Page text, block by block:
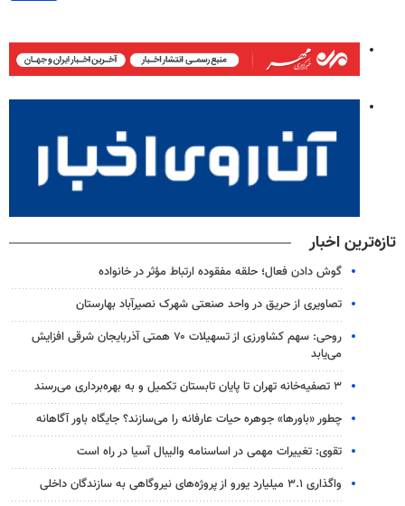
تازه‌ترین اخبار
گوش دادن فعال؛ حلقه مفقوده ارتباط مؤثر در خانواده
تصاویری از حریق در واحد صنعتی شهرک نصیرآباد بهارستان
روحی: سهم کشاورزی از تسهیلات ۷۰ همتی آذربایجان شرقی افزایش
می‌یابد
۳ ﺗﺼﻔﻴﻪ‌ﺧﺎﻧﻪ‌ تهران تا پایان تابستان تکمیل و به بهره‌برداری می‌رسند
چطور «باورها» جوهره حیات عارفانه را می‌سازند؟ جایگاه باور آگاهانه
تقوی: تغییرات مهمی در اساسنامه والیبال آسیا در راه است
واگذاری ۳.۱ میلیارد یورو از پروژه‌های نیروگاهی به سازندگان داخلی